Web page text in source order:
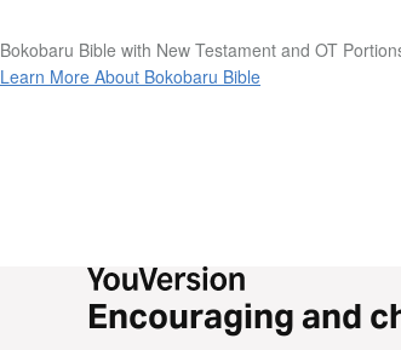
Bokobaru Bible with New Testament and OT
Learn More About Bokobaru Bible
Encouraging and